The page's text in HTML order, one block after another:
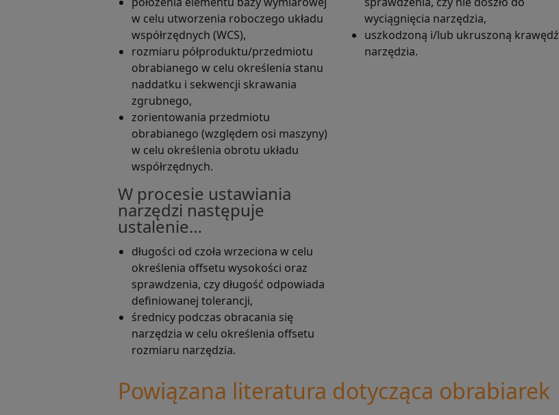
w celu utworzenia roboczego układu
współrzędnych (WCS),
rozmiaru półproduktu/przedmiotu
obrabianego w celu określenia stanu
naddatku i sekwencji skrawania
zgrubnego,
zorientowania przedmiotu
obrabianego (względem osi maszyny)
w celu określenia obrotu układu
współrzędnych.
W procesie ustawiania
narzędzi następuje
ustalenie…
długości od czoła wrzeciona w celu
określenia offsetu wysokości oraz
sprawdzenia, czy długość odpowiada
definiowanej tolerancji,
średnicy podczas obracania się
narzędzia w celu określenia offsetu
rozmiaru narzędzia.
wyciągnięcia narzędzia,
uszkodzoną i/lub ukruszoną krawędź
narzędzia.
Powiązana literatura dotycząca obrabiarek